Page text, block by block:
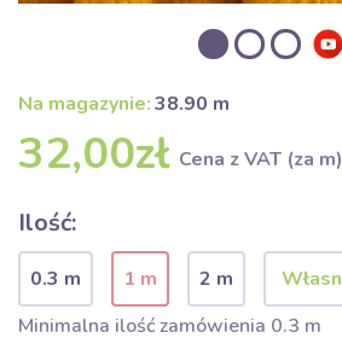
Na magazynie:38.90 m
32,00zł Cena z VAT (za m)
Ilość:
0.3 m 1 m
2 m
Minimalna ilość zamówienia 0.3 m